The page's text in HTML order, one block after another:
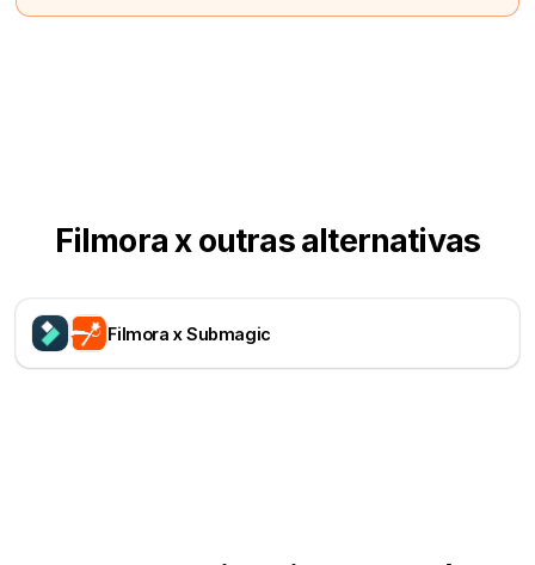
Filmora x outras alternativas
Filmora x Submagic